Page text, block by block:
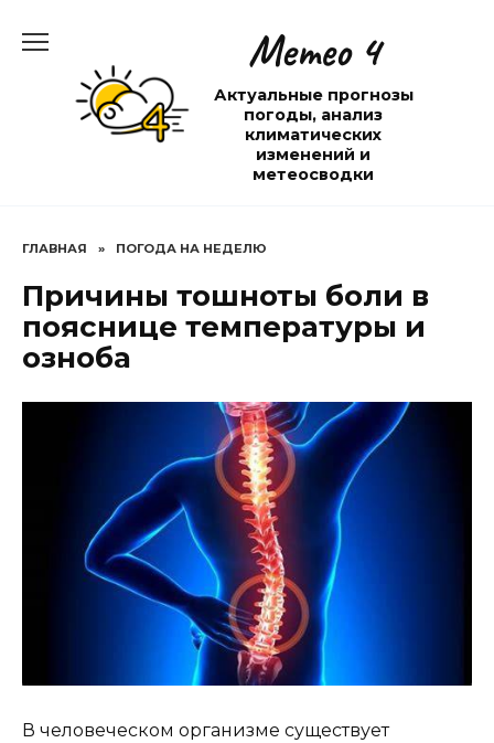
содержанию
Метео 4
Актуальные прогнозы
погоды, анализ
климатических
изменений и
метеосводки
ГЛАВНАЯ » ПОГОДА НА НЕДЕЛЮ
Причины тошноты боли в
пояснице температуры и
озноба
В человеческом организме существует